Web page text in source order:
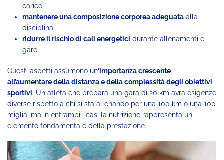
carico
mantenere una composizione corporea adeguata alla
disciplina
ridurre il rischio di cali energetici durante allenamenti e
gare.
Questi aspetti assumono un‘importanza crescente
all’aumentare della distanza e della complessità degli obiettivi
sportivi. Un atleta che prepara una gara di 20 km avrà esigenze
diverse rispetto a chi si sta allenando per una 100 km o una 100
miglia, ma in entrambi i casi la nutrizione rappresenta un
elemento fondamentale della prestazione.